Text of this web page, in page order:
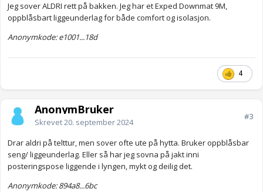
Jeg sover ALDRI rett på bakken. Jeg har et Exped Downmat 9M,
oppblåsbart liggeunderlag for både comfort og isolasjon.
Anonymkode: e1001...18d
4
AnonymBruker
Skrevet20. september 2024
#3
Drar aldri på telttur, men sover ofte ute på hytta. Bruker oppblåsbar
seng/ liggeunderlag. Eller så har jeg sovna på jakt inni
posteringspose liggende i lyngen, mykt og deilig det.
Anonymkode: 894a8...6bc